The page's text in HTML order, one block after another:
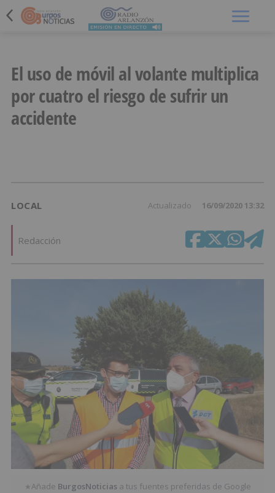
El uso de móvil al volante multiplica
por cuatro el riesgo de sufrir un
accidente
LOCAL Actualizado 16/09/2020 13:32
Redacción
★Añade BurgosNoticias a tus fuentes preferidas de Google